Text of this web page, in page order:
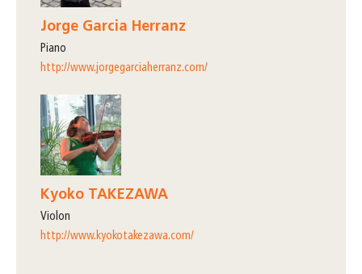
Jorge Garcia Herranz
piano
http://www.jorgegarciaherranz.com/
Kyoko TAKEZAWA
violon
http://www.kyokotakezawa.com/